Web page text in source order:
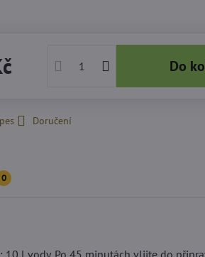
Do
Doručení
0
10 l vody. Po 45 minutách vlijte do